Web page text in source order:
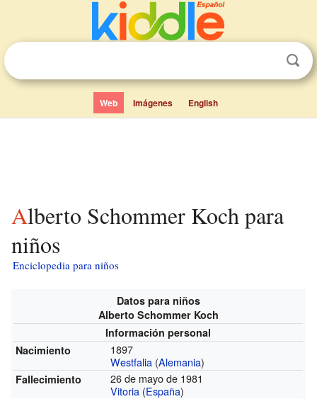
Web Imágenes English
Alberto Schommer Koch para
niños
Enciclopedia para niños
Datos para niños
Alberto Schommer Koch
Información personal
Nacimiento
1897
Westfalia (Alemania)
Fallecimiento
26 de mayo de 1981
Vitoria (España)